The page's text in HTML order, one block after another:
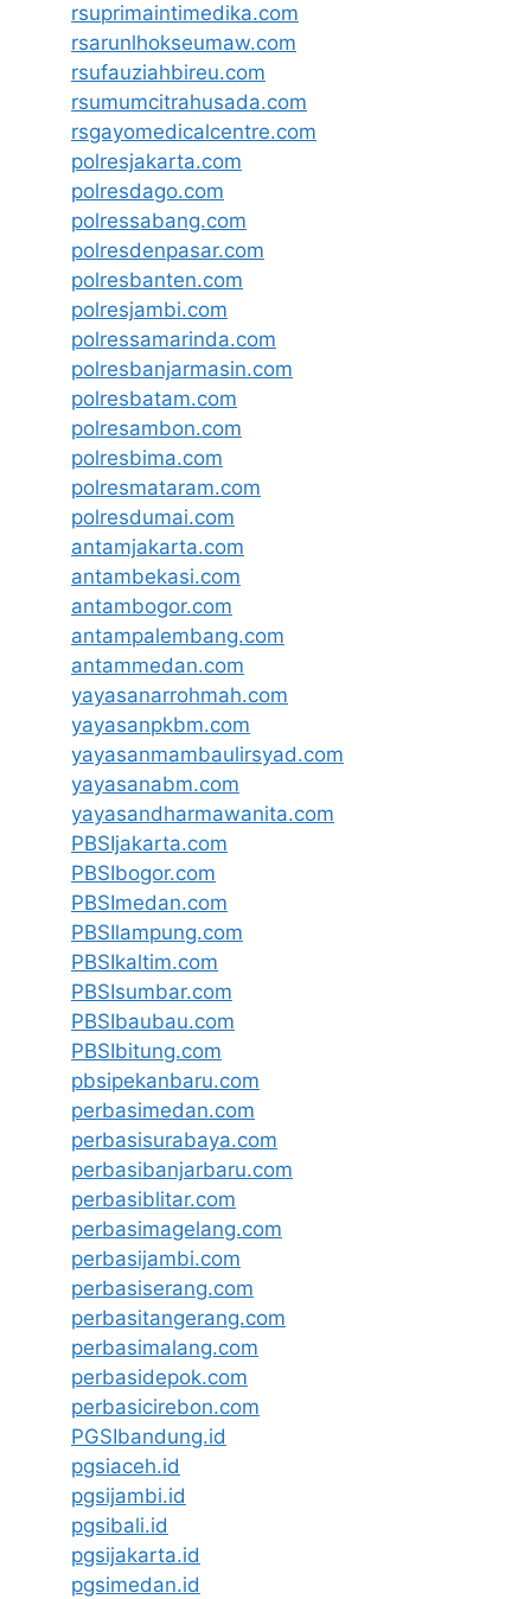
rsuprimaintimedika.com
rsarunlhokseumaw.com
rsufauziahbireu.com
rsumumcitrahusada.com
rsgayomedicalcentre.com
polresjakarta.com
polresdago.com
polressabang.com
polresdenpasar.com
polresbanten.com
polresjambi.com
polressamarinda.com
polresbanjarmasin.com
polresbatam.com
polresambon.com
polresbima.com
polresmataram.com
polresdumai.com
antamjakarta.com
antambekasi.com
antambogor.com
antampalembang.com
antammedan.com
yayasanarrohmah.com
yayasanpkbm.com
yayasanmambaulirsyad.com
yayasanabm.com
yayasandharmawanita.com
PBSIjakarta.com
PBSIbogor.com
PBSImedan.com
PBSIlampung.com
PBSIkaltim.com
PBSIsumbar.com
PBSIbaubau.com
PBSIbitung.com
pbsipekanbaru.com
perbasimedan.com
perbasisurabaya.com
perbasibanjarbaru.com
perbasiblitar.com
perbasimagelang.com
perbasijambi.com
perbasiserang.com
perbasitangerang.com
perbasimalang.com
perbasidepok.com
perbasicirebon.com
PGSIbandung.id
pgsiaceh.id
pgsijambi.id
pgsibali.id
pgsijakarta.id
pgsimedan.id